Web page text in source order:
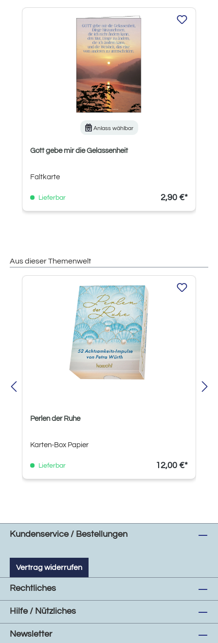
Produktgalerie überspringen
Anlass wählbar
Gott gebe mir die Gelassenheit
Faltkarte
Lieferbar 2,90 €*
Aus dieser Themenwelt
Produktgalerie überspringen
Perlen der Ruhe
Karten-Box Papier
Lieferbar 12,00 €*
Kundenservice / Bestellungen
Vertrag widerrufen
Rechtliches
Hilfe / Nützliches
Newsletter